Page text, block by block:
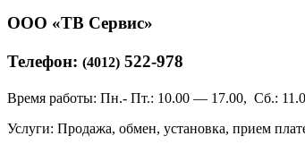
ООО «ТВ Сервис»
Телефон: (4012) 522-978
Время работы: Пн.- Пт.: 10.00 — 17.00, Сб.:
Услуги: Продажа, обмен, установка, прием